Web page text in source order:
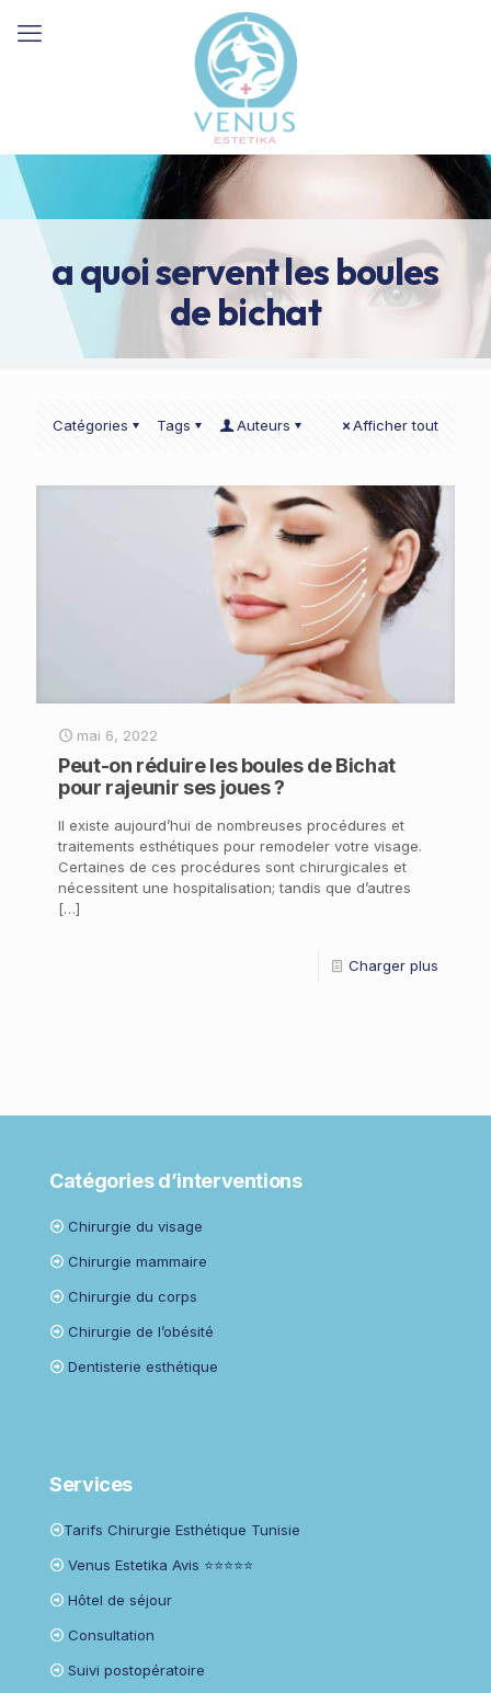
a quoi servent les boules
de bichat
Catégories Tags Auteurs Afficher tout
mai 6, 2022
Peut-on réduire les boules de Bichat
pour rajeunir ses joues ?
Il existe aujourd’hui de nombreuses procédures et
traitements esthétiques pour remodeler votre visage.
Certaines de ces procédures sont chirurgicales et
nécessitent une hospitalisation; tandis que d’autres
[…]
Charger plus
Catégories d’interventions
Chirurgie du visage
Chirurgie mammaire
Chirurgie du corps
Chirurgie de l’obésité
Dentisterie esthétique
Services
Tarifs Chirurgie Esthétique Tunisie
Venus Estetika Avis ⭐⭐⭐⭐⭐
Hôtel de séjour
Consultation
Suivi postopératoire